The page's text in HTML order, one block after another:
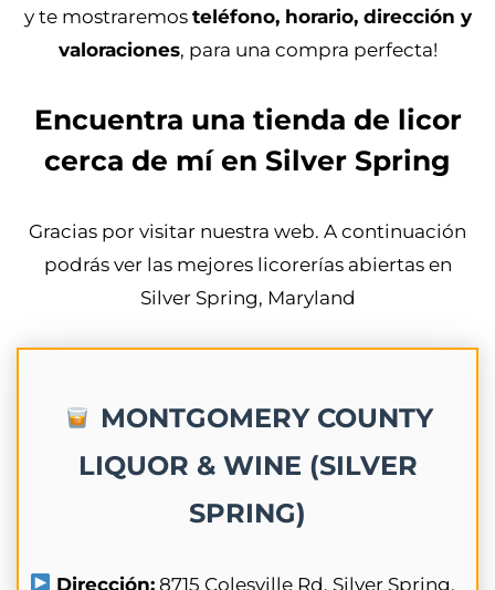
y te mostraremos teléfono, horario, dirección y
valoraciones, para una compra perfecta!
Encuentra una tienda de licor
cerca de mí en Silver Spring
Gracias por visitar nuestra web. A continuación
podrás ver las mejores licorerías abiertas en
Silver Spring, Maryland
MONTGOMERY COUNTY
LIQUOR & WINE (SILVER
SPRING)
Dirección: 8715 Colesville Rd, Silver Spring,